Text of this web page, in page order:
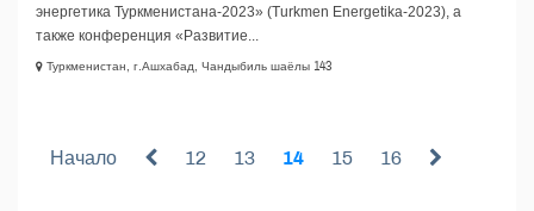
энергетика Туркменистана-2023» (Turkmen Energetika-2023), а
также конференция «Развитие...
Туркменистан, г.Ашхабад, Чандыбиль шаёлы 143
Начало 12 13 14 15 16